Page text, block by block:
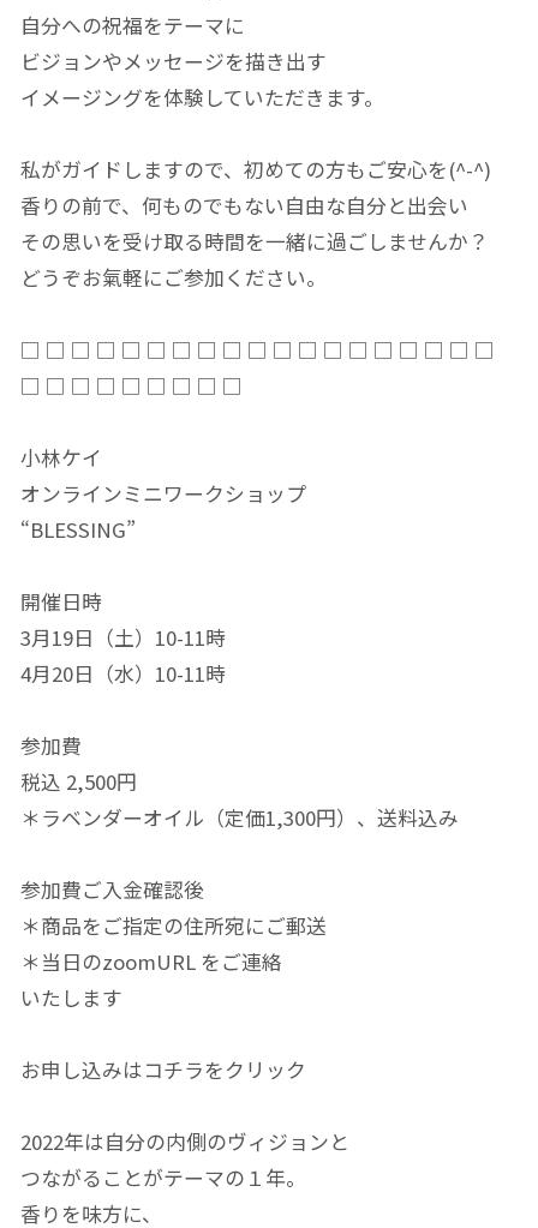
自分への祝福をテーマに
ビジョンやメッセージを描き出す
イメージングを体験していただきます。
私がガイドしますので、初めての方もご安心を(^-^)
香りの前で、何ものでもない自由な自分と出会い
その思いを受け取る時間を一緒に過ごしませんか？
どうぞお氣軽にご参加ください。
□ □ □ □ □ □ □ □ □ □ □ □ □ □ □ □ □ □ □
□ □ □ □ □ □ □ □ □
小林ケイ
オンラインミニワークショップ
“BLESSING”
開催日時
3月19日（土）10-11時
4月20日（水）10-11時
参加費
税込 2,500円
＊ラベンダーオイル（定価1,300円）、送料込み
参加費ご入金確認後
＊商品をご指定の住所宛にご郵送
＊当日のzoomURL をご連絡
いたします
お申し込みはコチラをクリック
2022年は自分の内側のヴィジョンと
つながることがテーマの１年。
香りを味方に、